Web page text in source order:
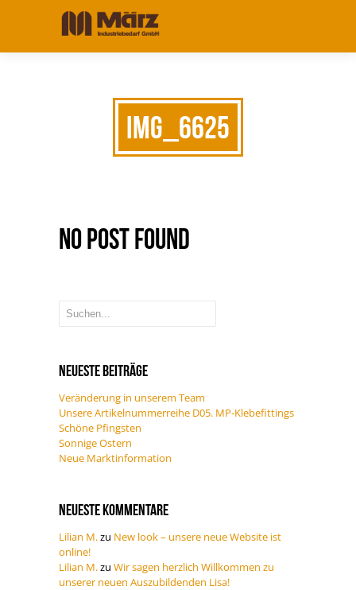
IMG_6625
No Post Found
Neueste Beiträge
Veränderung in unserem Team
Unsere Artikelnummerreihe D05. MP-Klebefittings
Schöne Pfingsten
Sonnige Ostern
Neue Marktinformation
Neueste Kommentare
Lilian M.zu New look – unsere neue Website ist
online!
Lilian M.zu Wir sagen herzlich Willkommen zu
unserer neuen Auszubildenden Lisa!